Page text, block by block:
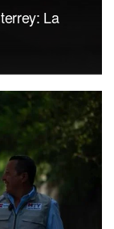
La